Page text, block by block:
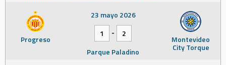
Progreso Montevideo
City Torque
23 mayo 2026
1
-
2
Parque Paladino